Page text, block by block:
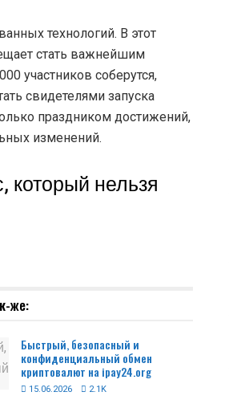
технологий. В этот
стать важнейшим
участников соберутся,
свидетелями запуска
праздником достижений,
изменений.
который нельзя
же:
Быстрый, безопасный и
конфиденциальный обмен
криптовалют на ipay24.org
15.06.2026 2.1K